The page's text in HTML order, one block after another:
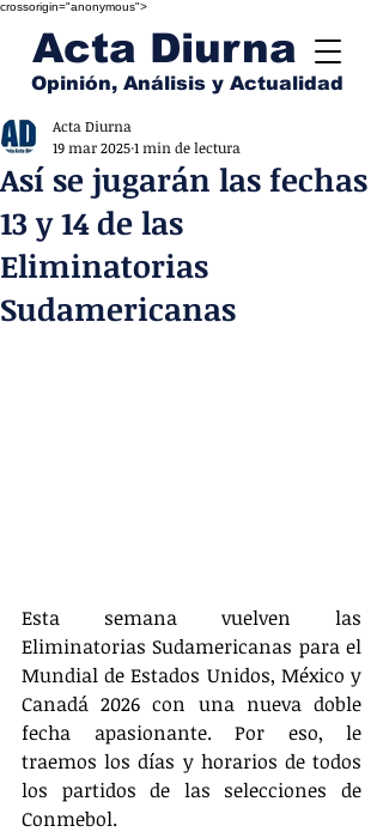
crossorigin="anonymous">
Acta Diurna
Opinión, Análisis y Actualidad
Así se jugarán las fechas
13 y 14 de las
Eliminatorias
Sudamericanas
Acta Diurna
19 mar 20251 min de lectura
Esta semana vuelven las
Eliminatorias Sudamericanas para el
Mundial de Estados Unidos, México y
Canadá 2026 con una nueva doble
fecha apasionante. Por eso, le
traemos los días y horarios de todos
los partidos de las selecciones de
Conmebol.